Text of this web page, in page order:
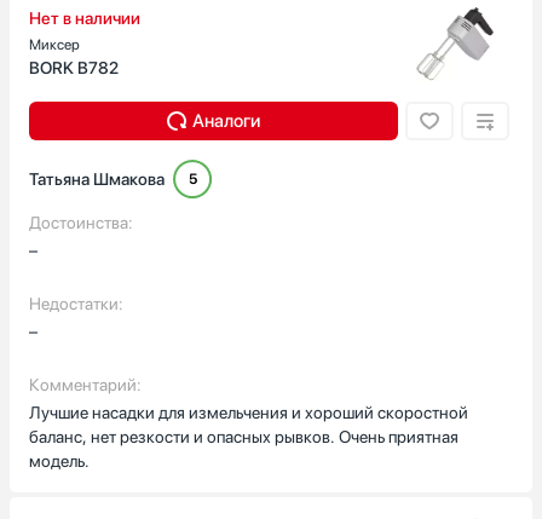
Нет в наличии
Миксер
BORK B782
Аналоги
Татьяна Шмакова 5
Достоинства:
–
Недостатки:
–
Комментарий:
Лучшие насадки для измельчения и хороший скоростной
баланс, нет резкости и опасных рывков. Очень приятная
модель.